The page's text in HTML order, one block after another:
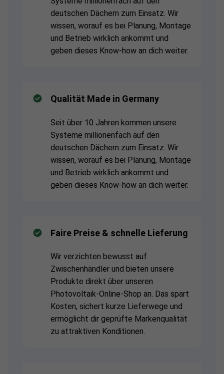
deutschen Dächern zum Einsatz. Wir
wissen, worauf es bei Planung, Montage
und Betrieb wirklich ankommt und
geben dieses Know-how an dich weiter.
Qualität Made in Germany
Seit über 10 Jahren kommen unsere
Systeme millionenfach auf den
deutschen Dächern zum Einsatz. Wir
wissen, worauf es bei Planung, Montage
und Betrieb wirklich ankommt und
geben dieses Know-how an dich weiter.
Faire Preise & schnelle Lieferung
Wir verzichten bewusst auf
Zwischenhändler und bieten unsere
Produkte direkt über unseren
Photovoltaik-Online-Shop an. Das spart
Kosten, sichert kurze Lieferwege und
ermöglicht dir geprüfte Markenqualität
zu attraktiven Konditionen.